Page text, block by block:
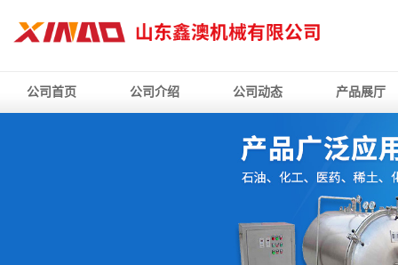
公司首页 公司介绍 公司动态 产品展厅